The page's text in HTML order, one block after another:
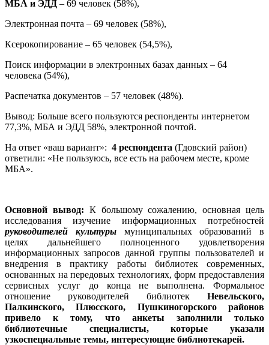
МБА и ЭДД – 69 человек (58%),
Электронная почта – 69 человек (58%),
Ксерокопирование – 65 человек (54,5%),
Поиск информации в электронных базах данных – 64
человека (54%),
Распечатка документов – 57 человек (48%).
Вывод: Больше всего пользуются респонденты интернетом
77,3%, МБА и ЭДД 58%, электронной почтой.
На ответ «ваш вариант»: 4 респондента (Гдовский район)
ответили: «Не пользуюсь, все есть на рабочем месте, кроме
МБА».
Основной вывод: К большому сожалению, основная цель
исследования изучение информационных потребностей
руководителей культурымуниципальных образований в
целях дальнейшего полноценного удовлетворения
информационных запросов данной группы пользователей и
внедрения в практику работы библиотек современных,
основанных на передовых технологиях, форм предоставления
сервисных услуг до конца не выполнена. Формальное
отношение руководителей библиотек Невельского,
Палкинского, Плюсского, Пушкиногорского районов
привело к тому, что анкеты заполнили только
библиотечные специалисты, которые указали
узкоспециальные темы, интересующие библиотекарей.